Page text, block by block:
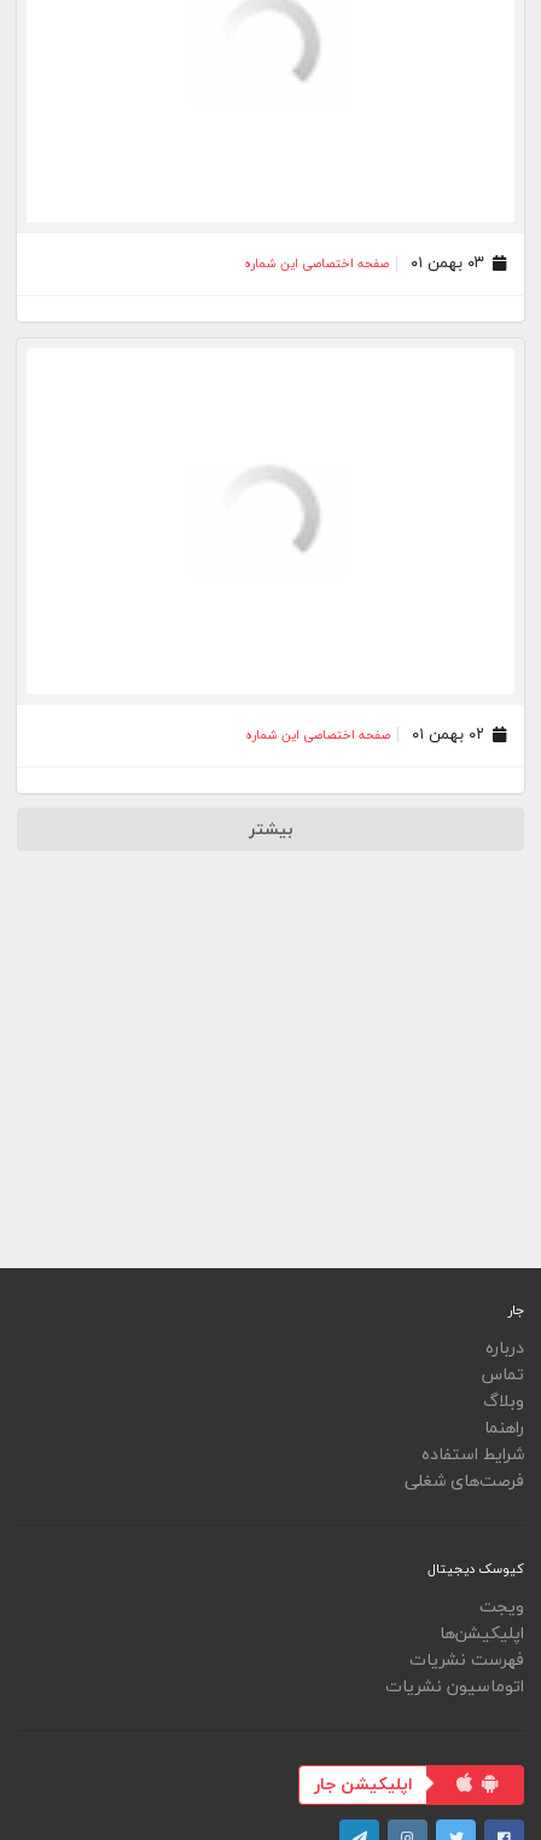
جار
درباره
تماس
وبلاگ
راهنما
شرایط استفاده
فرصت‌های شغلی
کیوسک دیجیتال
ویجت
اپلیکیشن‌ها
فهرست نشریات
اتوماسیون نشریات
اپلیکیشن جار